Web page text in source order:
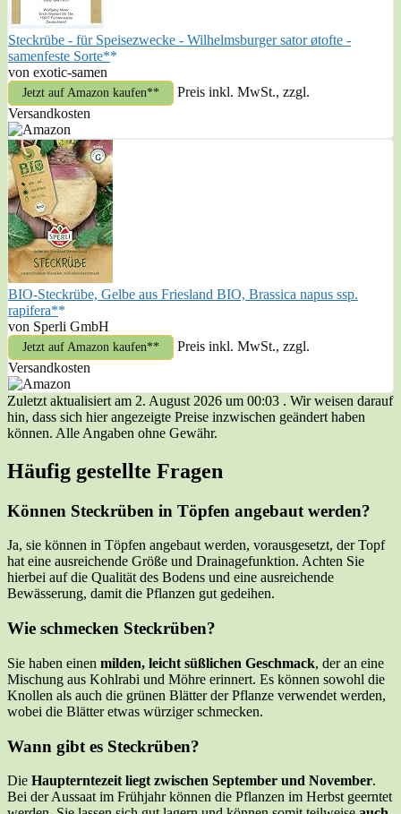
Steckrübe - für Speisezwecke - Wilhelmsburger sator øtofte -
samenfeste Sorte*
von exotic-samen
Jetzt auf Amazon kaufen*
Preis inkl. MwSt., zzgl.
Versandkosten
BIO-Steckrübe, Gelbe aus Friesland BIO, Brassica napus ssp.
rapifera*
von Sperli GmbH
Jetzt auf Amazon kaufen*
Preis inkl. MwSt., zzgl.
Versandkosten
Zuletzt aktualisiert am 2. August 2026 um 00:03 . Wir weisen darauf
hin, dass sich hier angezeigte Preise inzwischen geändert haben
können. Alle Angaben ohne Gewähr.
Häufig gestellte Fragen
Können Steckrüben in Töpfen angebaut werden?
Ja, sie können in Töpfen angebaut werden, vorausgesetzt, der Topf
hat eine ausreichende Größe und Drainagefunktion. Achten Sie
hierbei auf die Qualität des Bodens und eine ausreichende
Bewässerung, damit die Pflanzen gut gedeihen.
Wie schmecken Steckrüben?
Sie haben einen milden, leicht süßlichen Geschmack, der an eine
Mischung aus Kohlrabi und Möhre erinnert. Es können sowohl die
Knollen als auch die grünen Blätter der Pflanze verwendet werden,
wobei die Blätter etwas würziger schmecken.
Wann gibt es Steckrüben?
Die Haupterntezeit liegt zwischen September und November.
Bei der Aussaat im Frühjahr können die Pflanzen im Herbst geerntet